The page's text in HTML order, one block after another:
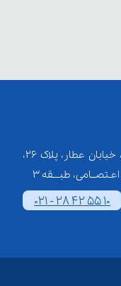
تهران، میدان عطار، خیابان عطار، پلاک 26،
طبـــقه 3
021 - 28 42 55 10